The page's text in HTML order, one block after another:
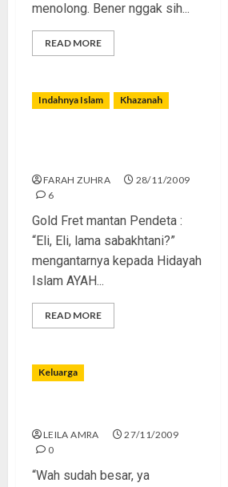
menolong. Bener nggak sih...
READ MORE
Indahnya Islam Khazanah
FARAH ZUHRA
28/11/2009
6
Gold Fret mantan Pendeta :
“Eli, Eli, lama sabakhtani?”
mengantarnya kepada Hidayah
Islam AYAH...
READ MORE
Keluarga
LEILA AMRA
27/11/2009
0
“Wah sudah besar, ya